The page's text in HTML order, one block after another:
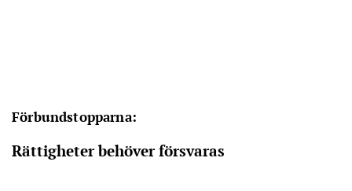
Förbundstopparna:
Rättigheter behöver försvaras